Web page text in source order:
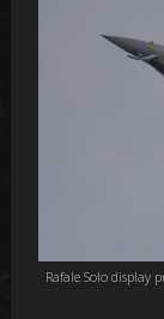
Rafale Solo display